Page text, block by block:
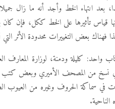
انتهاء الخط وأجد أنه ما زال
تأثيرها على الخط ككل، فإن كان
بعض التغييرات محدودة الأثر التي
كليلة ودمنة، لوزارة المعارف
لكن عندي نسخ من المصحف الأميري وبعض
في سماكة الحروف وغيره من العيوب